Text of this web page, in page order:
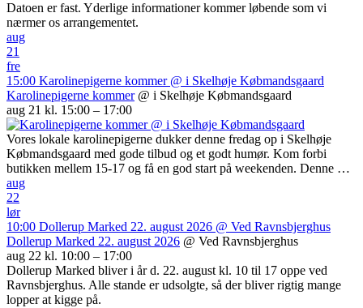
Datoen er fast. Yderlige informationer kommer løbende som vi
nærmer os arrangementet.
aug
21
fre
15:00 Karolinepigerne kommer @ i Skelhøje Købmandsgaard
Karolinepigerne kommer @ i Skelhøje Købmandsgaard
aug 21 kl. 15:00 – 17:00
Vores lokale karolinepigerne dukker denne fredag op i Skelhøje
Købmandsgaard med gode tilbud og et godt humør. Kom forbi
butikken mellem 15-17 og få en god start på weekenden. Denne …
aug
22
lør
10:00 Dollerup Marked 22. august 2026 @ Ved Ravnsbjerghus
Dollerup Marked 22. august 2026 @ Ved Ravnsbjerghus
aug 22 kl. 10:00 – 17:00
Dollerup Marked bliver i år d. 22. august kl. 10 til 17 oppe ved
Ravnsbjerghus. Alle stande er udsolgte, så der bliver rigtig mange
lopper at kigge på.